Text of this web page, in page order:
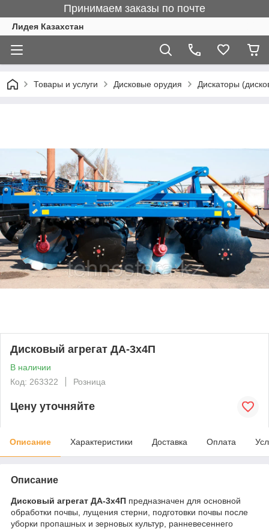
Принимаем заказы по почте
Лидея Казахстан
Товары и услуги Дисковые орудия Дискаторы
Дисковый агрегат ДА-3х4П
В наличии
Код: 263322
Розница
Цену уточняйте
Описание Характеристики Доставка Оплата
Описание
Дисковый агрегат ДА-3х4П предназначен для основной
обработки почвы, лущения стерни, подготовки почвы после
уборки пропашных и зерновых культур, ранневесеннего